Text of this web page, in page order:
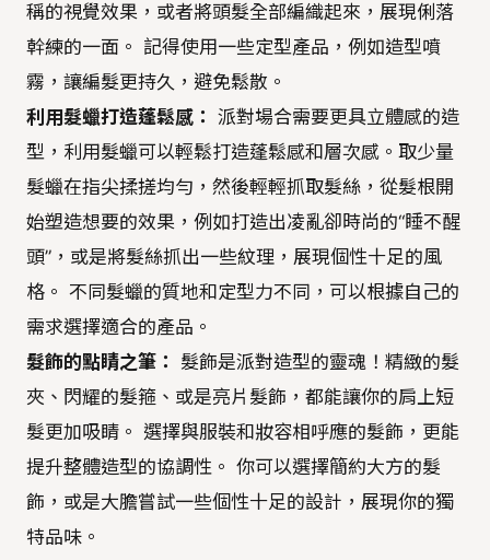
稱的視覺效果，或者將頭髮全部編織起來，展現俐落
幹練的一面。 記得使用一些定型產品，例如造型噴
霧，讓編髮更持久，避免鬆散。
利用髮蠟打造蓬鬆感： 派對場合需要更具立體感的造
型，利用髮蠟可以輕鬆打造蓬鬆感和層次感。取少量
髮蠟在指尖揉搓均勻，然後輕輕抓取髮絲，從髮根開
始塑造想要的效果，例如打造出凌亂卻時尚的“睡不醒
頭”，或是將髮絲抓出一些紋理，展現個性十足的風
格。 不同髮蠟的質地和定型力不同，可以根據自己的
需求選擇適合的產品。
髮飾的點睛之筆：
髮飾是派對造型的靈魂！精緻的髮
夾、閃耀的髮箍、或是亮片髮飾，都能讓你的肩上短
髮更加吸睛。 選擇與服裝和妝容相呼應的髮飾，更能
提升整體造型的協調性。 你可以選擇簡約大方的髮
飾，或是大膽嘗試一些個性十足的設計，展現你的獨
特品味。